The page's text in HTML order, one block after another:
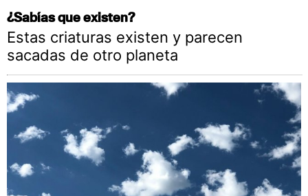
¿Sabías que existen?
Estas criaturas existen y parecen
sacadas de otro planeta